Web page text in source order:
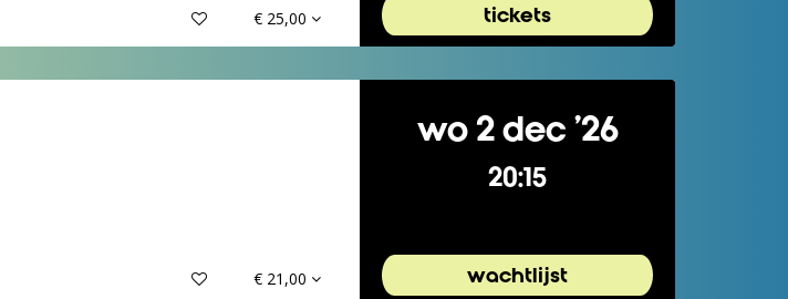
€ 25,00 tickets
€ 21,00
wo 2 dec ’26
20:15
wachtlijst